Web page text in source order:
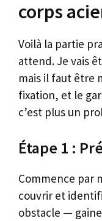
corps
Voilà la partie
attend. Je vais
mais il faut être
fixation, et le
c’est plus un
Étape 1 :
Commence par
couvrir et
obstacle —